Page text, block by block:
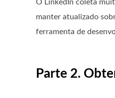
O LinkedIn coleta
manter atualizado
ferramenta de
Parte 2.